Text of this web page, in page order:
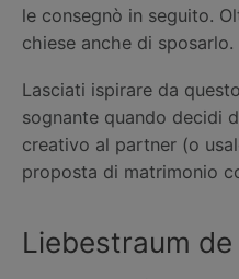
le consegnò in seguito.
chiese anche di
Lasciati ispirare da
sognante quando decidi
creativo al partner (o
proposta di matrimonio
Liebestraum de